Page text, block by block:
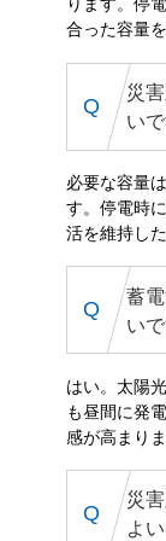
ります。停
合った容量
災
い
必要な容量
す。停電時
活を維持し
蓄
い
はい。太陽
も昼間に発
感が高まりま
災
よ